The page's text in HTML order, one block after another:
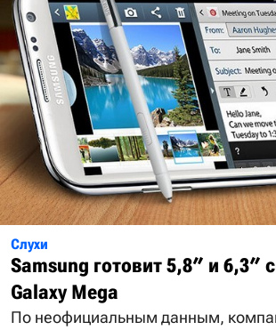
Слухи
Samsung готовит 5,8″ и 6,3″
Galaxy Mega
По неофициальным данным,